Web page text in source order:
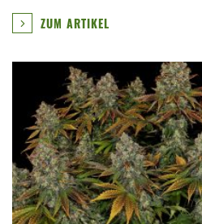
ZUM ARTIKEL